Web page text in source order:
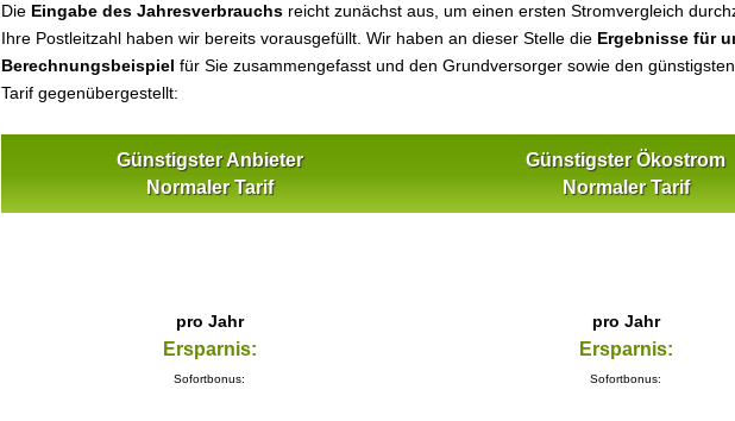
Die Eingabe des Jahresverbrauchs reicht zunächst aus, um einen ersten Stromvergleich
Ihre Postleitzahl haben wir bereits vorausgefüllt. Wir haben an dieser Stelle die Ergebnisse für
Berechnungsbeispiel für Sie zusammengefasst und den Grundversorger sowie den
Tarif gegenübergestellt:
Günstigster Anbieter
Normaler Tarif
Günstigster Ökostrom
Normaler Tarif
pro Jahr
Ersparnis:
Sofortbonus:
pro Jahr
Ersparnis:
Sofortbonus: